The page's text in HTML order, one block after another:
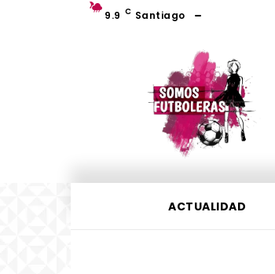
9.9 C Santiago
ACTUALIDAD